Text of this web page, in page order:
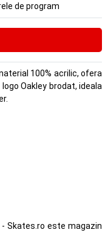
de program
100% acrilic, ofera
Oakley brodat, ideala
- Skates.ro este magazin